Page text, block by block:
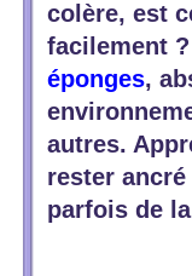
colère, est
facilement ?
éponges,
autres.
rester
parfois de